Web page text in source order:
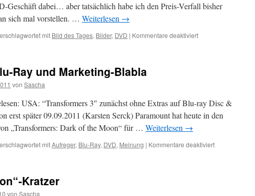
Geschäft dabei… aber tatsächlich habe ich den Preis-Verfall bisher
sich mal vorstellen. … Weiterlesen →
mit Bild des Tages, Bilder, DVD | Kommentare deaktiviertfür
31.01.2012
Ray und Marketing-Blabla
von Sascha
USA: “Transformers 3″ zunächst ohne Extras auf Blu-ray Disc &
später 09.09.2011 (Karsten Serck) Paramount hat heute in den
„Transformers: Dark of the Moon“ für … Weiterlesen →
mitAufreger, Blu-Ray, DVD, Meinung | Kommentare deaktiviertfür
Kratzer
von Sascha